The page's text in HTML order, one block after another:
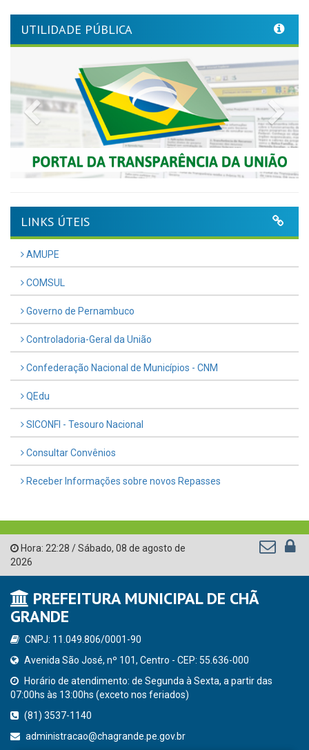
UTILIDADE PÚBLICA
Previous
LINKS ÚTEIS
AMUPE
COMSUL
Governo de Pernambuco
Controladoria-Geral da União
Confederação Nacional de Municípios - CNM
QEdu
SICONFI - Tesouro Nacional
Consultar Convênios
Receber Informações sobre novos Repasses
Hora: 22:28 /Sábado, 08 de agosto de
2026
PREFEITURA MUNICIPAL DE CHÃ
GRANDE
CNPJ: 11.049.806/0001-90
Avenida São José, nº 101, Centro - CEP: 55.636-000
Horário de atendimento: de Segunda à Sexta, a partir das
07:00hs às 13:00hs (exceto nos feriados)
(81) 3537-1140
administracao@chagrande.pe.gov.br